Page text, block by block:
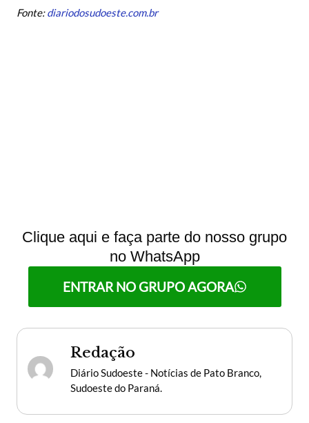
Fonte:diariodosudoeste.com.br
Clique aqui e faça parte do nosso grupo
no WhatsApp
ENTRAR NO GRUPO AGORA
Redação
Diário Sudoeste - Notícias de Pato Branco,
Sudoeste do Paraná.